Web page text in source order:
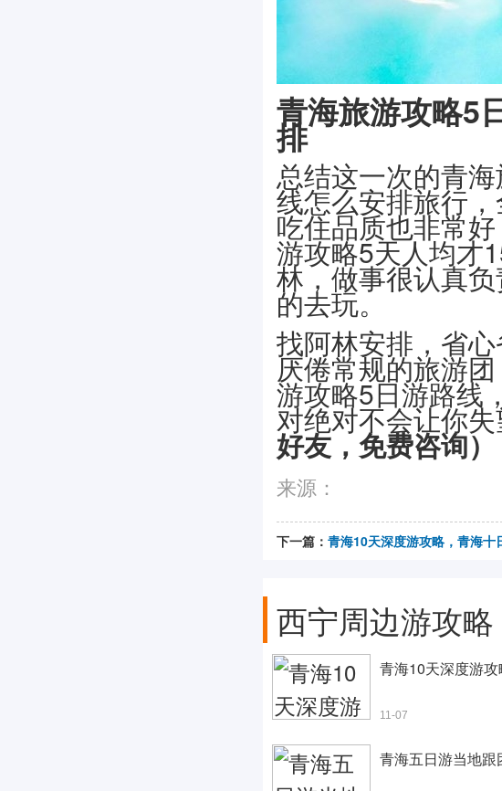
青海旅游攻略5
排
总结这一次的青
线怎么安排旅行
吃住品质也非常
游攻略5天人均才
林，做事很认真
的去玩。
找阿林安排，省
厌倦常规的旅游
游攻略5日游路线
对绝对不会让你失
好友，免费咨询）
来源：
下一篇： 青海10天深度游攻略，青海
西宁周边游攻略
青海10天深度游
11-07
青海五日游当地